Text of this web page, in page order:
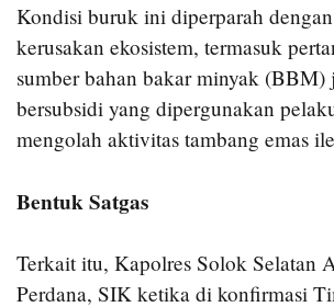
Kondisi buruk ini diperparah
kerusakan ekosistem, termasuk
sumber bahan bakar minyak (BBM)
bersubsidi yang dipergunakan
mengolah aktivitas tambang emas
Bentuk Satgas
Terkait itu, Kapolres Solok Selatan
Perdana, SIK ketika di konfirmasi